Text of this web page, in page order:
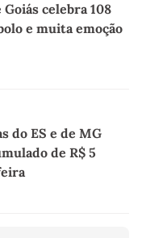
celebra 108
e muita emoção
do ES e de MG
de R$ 5